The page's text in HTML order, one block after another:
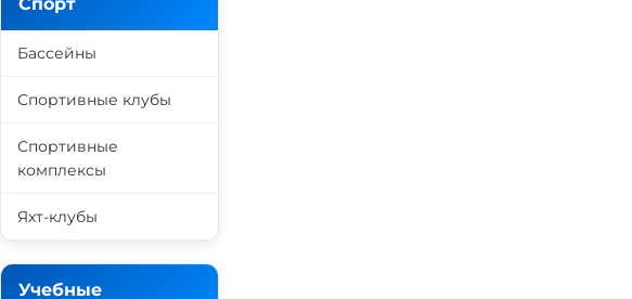
Бассейны
Спортивные клубы
Спортивные
комплексы
Яхт-клубы
Учебные